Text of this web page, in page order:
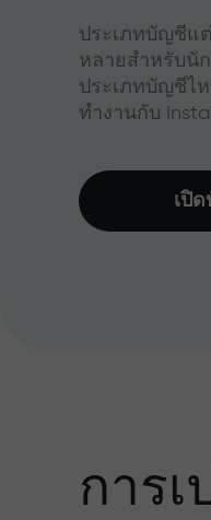
ประเภทบัญชีแต่
หลายสำหรับนั
ประเภทบัญชีไ
ทำงานกับ
เปิ
การ